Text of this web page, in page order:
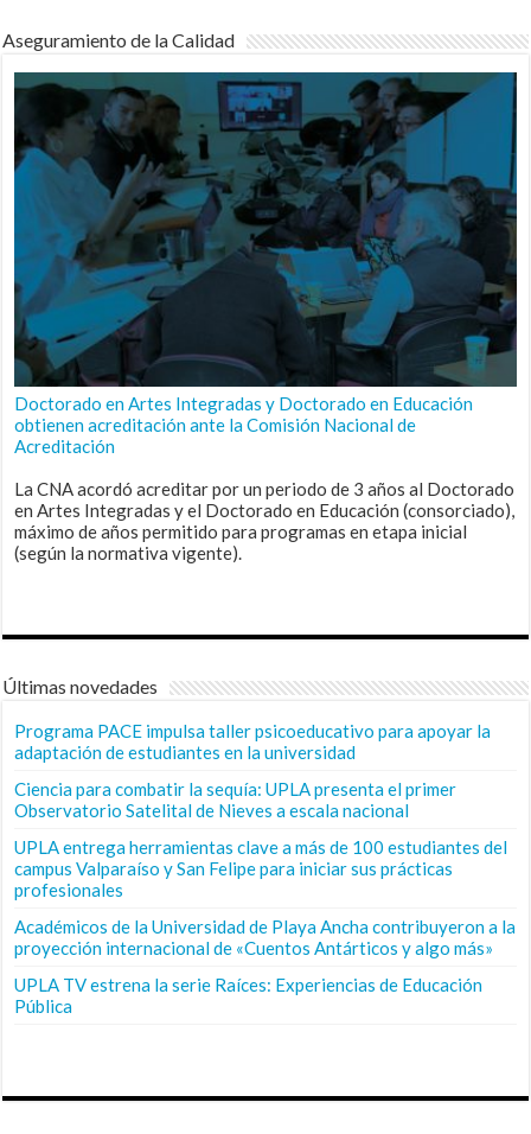
Aseguramiento de la Calidad
Doctorado en Artes Integradas y Doctorado en Educación
obtienen acreditación ante la Comisión Nacional de
Acreditación
La CNA acordó acreditar por un periodo de 3 años al Doctorado
en Artes Integradas y el Doctorado en Educación (consorciado),
máximo de años permitido para programas en etapa inicial
(según la normativa vigente).
Últimas novedades
Programa PACE impulsa taller psicoeducativo para apoyar la
adaptación de estudiantes en la universidad
Ciencia para combatir la sequía: UPLA presenta el primer
Observatorio Satelital de Nieves a escala nacional
UPLA entrega herramientas clave a más de 100 estudiantes del
campus Valparaíso y San Felipe para iniciar sus prácticas
profesionales
Académicos de la Universidad de Playa Ancha contribuyeron a la
proyección internacional de «Cuentos Antárticos y algo más»
UPLA TV estrena la serie Raíces: Experiencias de Educación
Pública